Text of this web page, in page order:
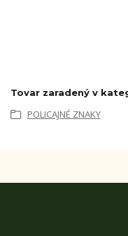
Tovar zaradený v
POLICAJNÉ ZNAKY